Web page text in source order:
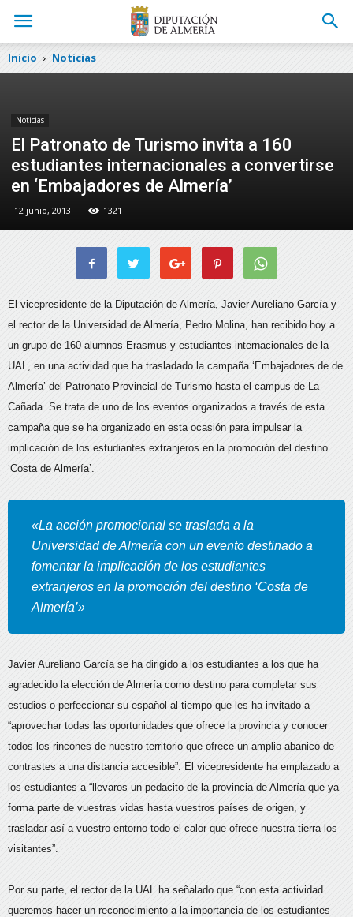
Inicio Noticias
Noticias
El Patronato de Turismo invita a 160
estudiantes internacionales a convertirse
en ‘Embajadores de Almería’
12 junio, 2013 1321
El vicepresidente de la Diputación de Almería, Javier Aureliano García y
el rector de la Universidad de Almería, Pedro Molina, han recibido hoy a
un grupo de 160 alumnos Erasmus y estudiantes internacionales de la
UAL, en una actividad que ha trasladado la campaña ‘Embajadores de de
Almería’ del Patronato Provincial de Turismo hasta el campus de La
Cañada. Se trata de uno de los eventos organizados a través de esta
campaña que se ha organizado en esta ocasión para impulsar la
implicación de los estudiantes extranjeros en la promoción del destino
‘Costa de Almería’.
«La acción promocional se traslada a la
Universidad de Almería con un evento destinado a
fomentar la implicación de los estudiantes
extranjeros en la promoción del destino ‘Costa de
Almería’»
Javier Aureliano García se ha dirigido a los estudiantes a los que ha
agradecido la elección de Almería como destino para completar sus
estudios o perfeccionar su español al tiempo que les ha invitado a
“aprovechar todas las oportunidades que ofrece la provincia y conocer
todos los rincones de nuestro territorio que ofrece un amplio abanico de
contrastes a una distancia accesible”. El vicepresidente ha emplazado a
los estudiantes a “llevaros un pedacito de la provincia de Almería que ya
forma parte de vuestras vidas hasta vuestros países de origen, y
trasladar así a vuestro entorno todo el calor que ofrece nuestra tierra los
visitantes”.
Por su parte, el rector de la UAL ha señalado que “con esta actividad
queremos hacer un reconocimiento a la importancia de los estudiantes